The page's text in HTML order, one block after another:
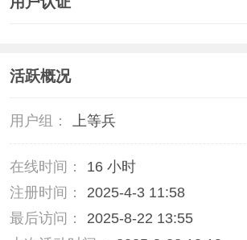
活跃概况
用户组： 上等兵
在线时间：
16 小时
注册时间：
2025-4-3 11:58
最后访问：
2025-8-22 13:55